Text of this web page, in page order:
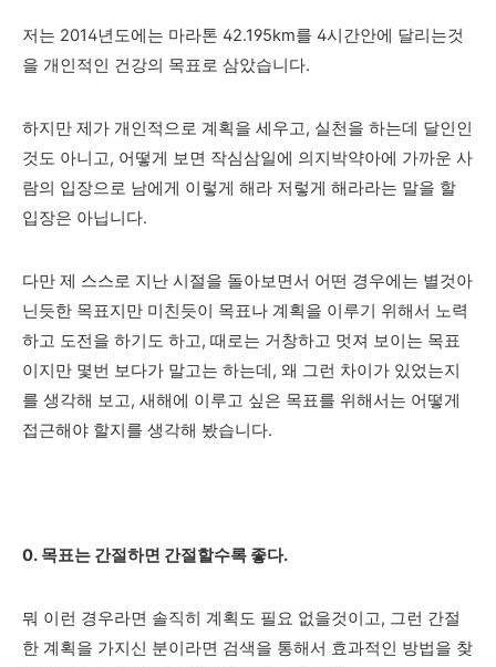
저는 2014년도에는 마라톤 42.195km를 4시간안에 달리는것
을 개인적인 건강의 목표로 삼았습니다.
하지만 제가 개인적으로 계획을 세우고, 실천을 하는데 달인인
것도 아니고, 어떻게 보면 작심삼일에 의지박약아에 가까운 사
람의 입장으로 남에게 이렇게 해라 저렇게 해라라는 말을 할
입장은 아닙니다.
다만 제 스스로 지난 시절을 돌아보면서 어떤 경우에는 별것아
닌듯한 목표지만 미친듯이 목표나 계획을 이루기 위해서 노력
하고 도전을 하기도 하고, 때로는 거창하고 멋져 보이는 목표
이지만 몇번 보다가 말고는 하는데, 왜 그런 차이가 있었는지
를 생각해 보고, 새해에 이루고 싶은 목표를 위해서는 어떻게
접근해야 할지를 생각해 봤습니다.
0. 목표는 간절하면 간절할수록 좋다.
뭐 이런 경우라면 솔직히 계획도 필요 없을것이고, 그런 간절
한 계획을 가지신 분이라면 검색을 통해서 효과적인 방법을 찾